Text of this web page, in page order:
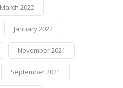
March 2022
January 2022
November 2021
September 2021